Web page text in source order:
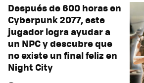
Después de 600 horas en
Cyberpunk 2077, este
jugador logra ayudar a
un NPC y descubre que
no existe un final feliz en
Night City